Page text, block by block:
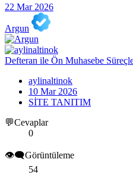
22 Mar 2026
Argun
Defteran ile Ön Muhasebe
aylinaltinok
10 Mar 2026
SİTE TANITIM
💬Cevaplar
0
👁️‍🗨️Görüntüleme
54